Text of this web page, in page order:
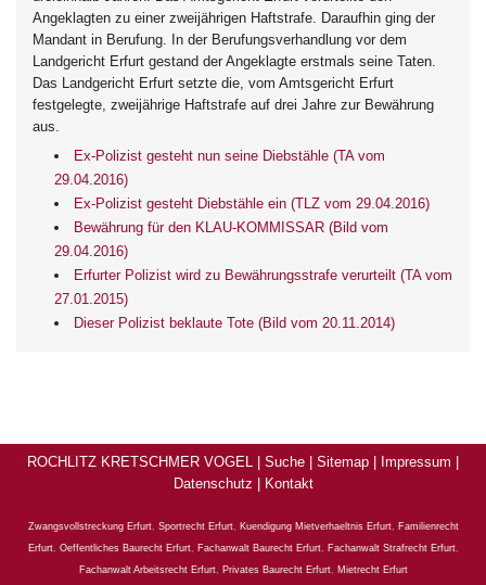
Angeklagten zu einer zweijährigen Haftstrafe. Daraufhin ging der
Mandant in Berufung. In der Berufungsverhandlung vor dem
Landgericht Erfurt gestand der Angeklagte erstmals seine Taten.
Das Landgericht Erfurt setzte die, vom Amtsgericht Erfurt
festgelegte, zweijährige Haftstrafe auf drei Jahre zur Bewährung
aus.
Ex-Polizist gesteht nun seine Diebstähle (TA vom
29.04.2016)
Ex-Polizist gesteht Diebstähle ein (TLZ vom 29.04.2016)
Bewährung für den KLAU-KOMMISSAR (Bild vom
29.04.2016)
Erfurter Polizist wird zu Bewährungsstrafe verurteilt (TA vom
27.01.2015)
Dieser Polizist beklaute Tote (Bild vom 20.11.2014)
ROCHLITZ KRETSCHMER VOGEL | Suche Sitemap Impressum
Datenschutz
Kontakt
Zwangsvollstreckung Erfurt, Sportrecht Erfurt, Kuendigung Mietverhaeltnis Erfurt,
Familienrecht
Erfurt, Oeffentliches Baurecht Erfurt, Fachanwalt Baurecht Erfurt, Fachanwalt Strafrecht Erfurt,
Fachanwalt Arbeitsrecht Erfurt, Privates Baurecht Erfurt, Mietrecht Erfurt